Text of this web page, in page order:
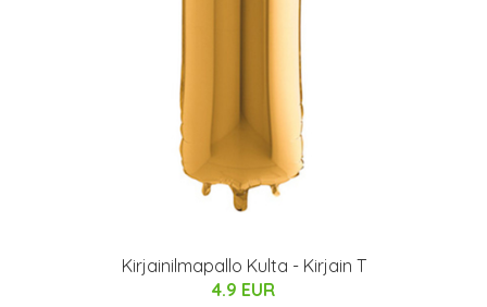
Kirjainilmapallo Kulta - Kirjain T
4.9 EUR